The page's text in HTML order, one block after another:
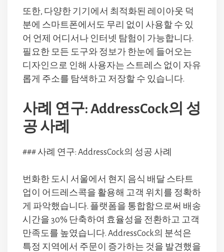
또한, 다양한 기기에서 최적화된 레이아웃 덕
분에 스마트폰에서도 무리 없이 사용할 수 있
어 언제 어디서나 인터넷 탐험이 가능합니다.
필요한 모든 도구와 정보가 한눈에 들어오는
디자인으로 인해 사용자는 스트레스 없이 자유
롭게 주소를 탐색하고 저장할 수 있습니다.
사례 연구: AddressCock의 성
공 사례
### 사례 연구: AddressCock의 성공 사례
번화한 도시 서울에서 현지 음식 배달 스타트
업이 어드레스콕을 활용해 고객 위치를 정확하
게 파악했습니다. 플랫폼을 통합함으로써 배송
시간을 30% 단축하여 효율성을 전환하고 고객
만족도를 높였습니다. AddressCock의 분석은
특정 지역에서 주문이 증가하는 것을 발견했을